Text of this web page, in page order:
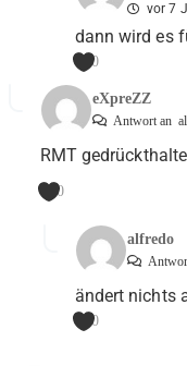
vor 7
dann wird es
0
eXpreZZ
Antwort an
RMT
0
alfredo
ändert nichts
0